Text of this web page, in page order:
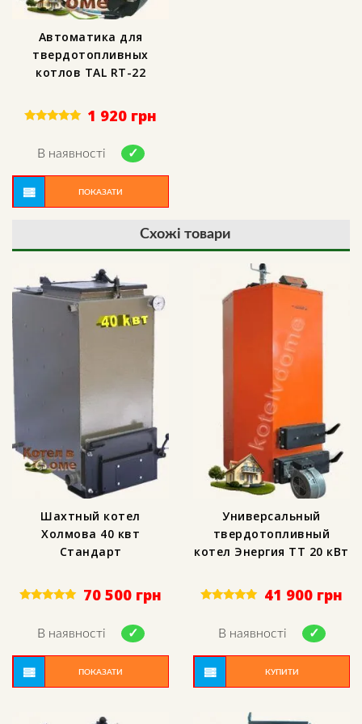
Автоматика для
твердотопливных
котлов TAL RT-22
out of 5
1 920 грн
В наявності
ПОКАЗАТИ
Схожі товари
Шахтный котел
Холмова 40 квт
Стандарт
out of 5
70 500 грн
В наявності
ПОКАЗАТИ
Универсальный
твердотопливный
котел Энергия ТТ 20 кВт
out of 5
41 900 грн
В наявності
КУПИТИ